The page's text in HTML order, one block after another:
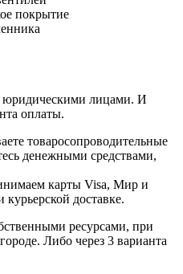
покрытие
лицами. И
оплаты.
товаросопроводительные
денежными средствами,
карты Visa, Мир и
доставке.
ресурсами, при
Либо через 3 варианта